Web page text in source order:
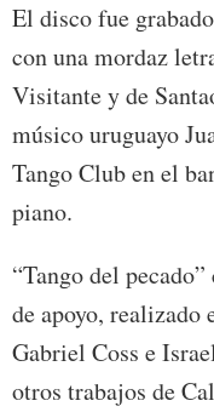
El disco fue
con una mordaz
Visitante y de
músico uruguayo
Tango Club en el
piano.
“Tango del
de apoyo, realizado
Gabriel Coss e
otros trabajos de